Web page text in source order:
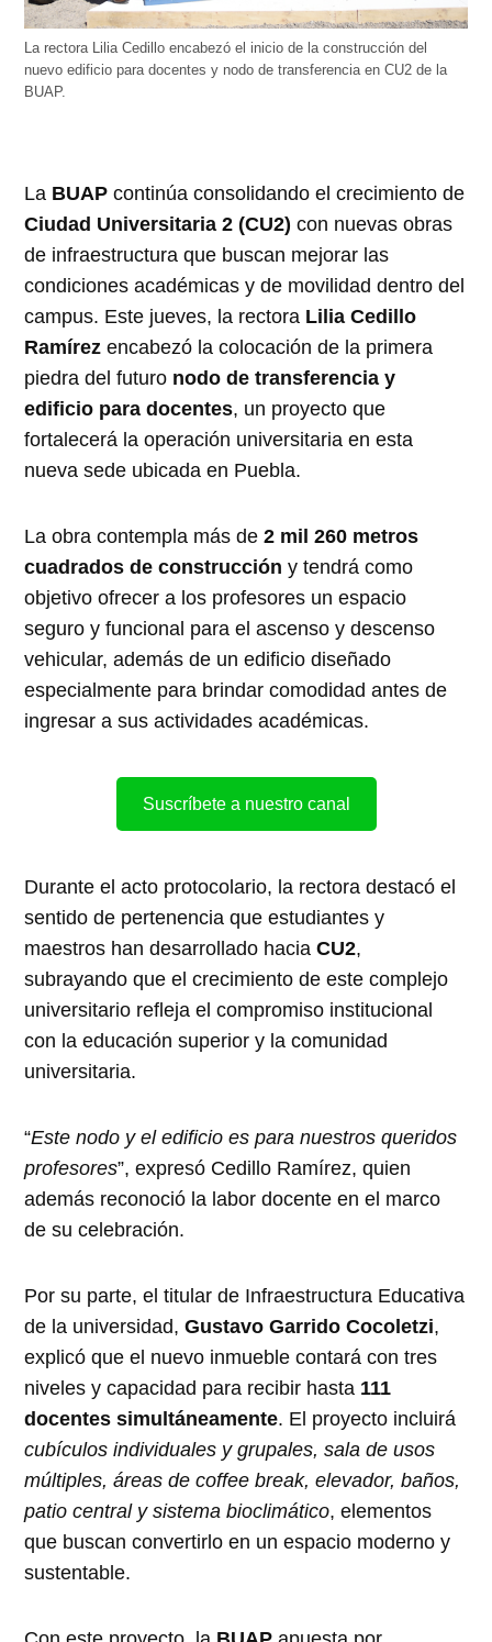
La rectora Lilia Cedillo encabezó el inicio de la construcción del
nuevo edificio para docentes y nodo de transferencia en CU2 de la
BUAP.
La BUAP continúa consolidando el crecimiento de
Ciudad Universitaria 2 (CU2) con nuevas obras
de infraestructura que buscan mejorar las
condiciones académicas y de movilidad dentro del
campus. Este jueves, la rectora Lilia Cedillo
Ramírez encabezó la colocación de la primera
piedra del futuro nodo de transferencia y
edificio para docentes, un proyecto que
fortalecerá la operación universitaria en esta
nueva sede ubicada en Puebla.
La obra contempla más de2 mil 260 metros
cuadrados de construcción y tendrá como
objetivo ofrecer a los profesores un espacio
seguro y funcional para el ascenso y descenso
vehicular, además de un edificio diseñado
especialmente para brindar comodidad antes de
ingresar a sus actividades académicas.
Suscríbete a nuestro canal
Durante el acto protocolario, la rectora destacó el
sentido de pertenencia que estudiantes y
maestros han desarrollado haciaCU2,
subrayando que el crecimiento de este complejo
universitario refleja el compromiso institucional
con la educación superior y la comunidad
universitaria.
“Este nodo y el edificio es para nuestros queridos
profesores”, expresó Cedillo Ramírez, quien
además reconoció la labor docente en el marco
de su celebración.
Por su parte, el titular de Infraestructura Educativa
de la universidad,Gustavo Garrido Cocoletzi,
explicó que el nuevo inmueble contará con tres
niveles y capacidad para recibir hasta 111
docentes simultáneamente. El proyecto incluirá
cubículos individuales y grupales, sala de usos
múltiples, áreas de coffee break, elevador, baños,
patio central y sistema bioclimático, elementos
que buscan convertirlo en un espacio moderno y
sustentable.